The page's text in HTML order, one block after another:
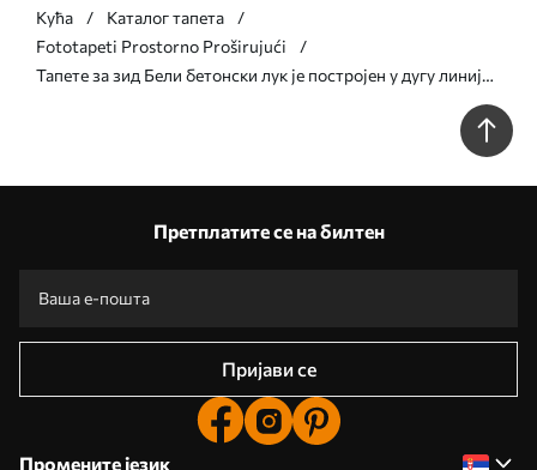
Кућа
Каталог тапета
Fototapeti Prostorno Proširujući
Тапете за зид Бели бетонски лук је постројен у дугу линију
Претплатите се на билтен
Пријави се
Промените језик